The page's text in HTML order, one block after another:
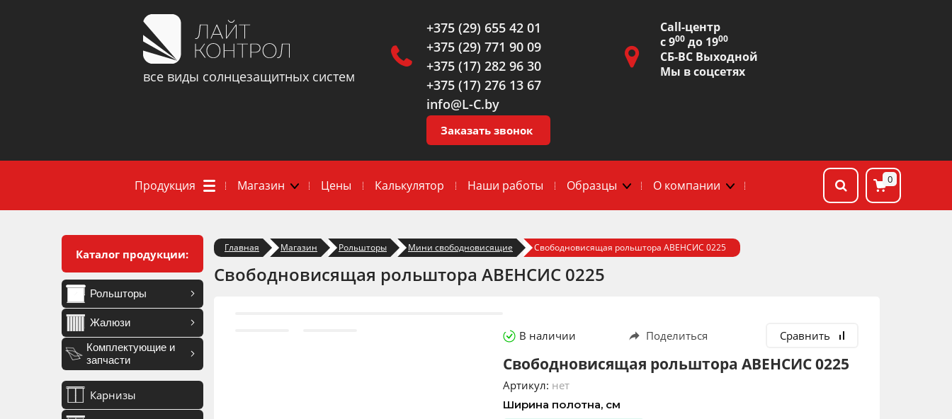
все виды солнцезащитных систем
+375 (29) 655 42 01
+375 (29) 771 90 09
+375 (17) 282 96 30
+375 (17) 276 13 67
info@L-C.by
Заказать звонок
Сall-центр
с 900 до 1900
СБ-ВС Выходной
Мы в соцсетях
Продукция Магазин Цены Калькулятор Наши работы Образцы О компании 0
Каталог продукции:
Рольшторы
Жалюзи
Комплектующие и
запчасти
Карнизы
Главная Магазин Рольшторы Мини свободновисящие Свободновисящая рольштора АВЕНСИС 0225
Свободновисящая рольштора АВЕНСИС 0225
В наличии Поделиться Сравнить
Свободновисящая рольштора АВЕНСИС 0225
Артикул: нет
Ширина полотна, см